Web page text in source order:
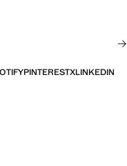
PINTERESTXLINKEDIN